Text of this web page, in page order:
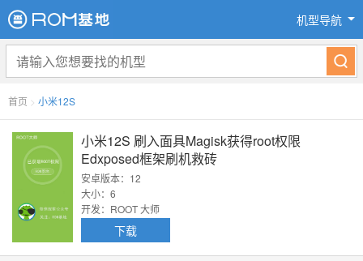
机型导航
首页 > 小米12S
小米12S 刷入面具Magisk获得root权限
Edxposed框架刷机救砖
安卓版本：12
大小：6
开发：ROOT 大师
下载